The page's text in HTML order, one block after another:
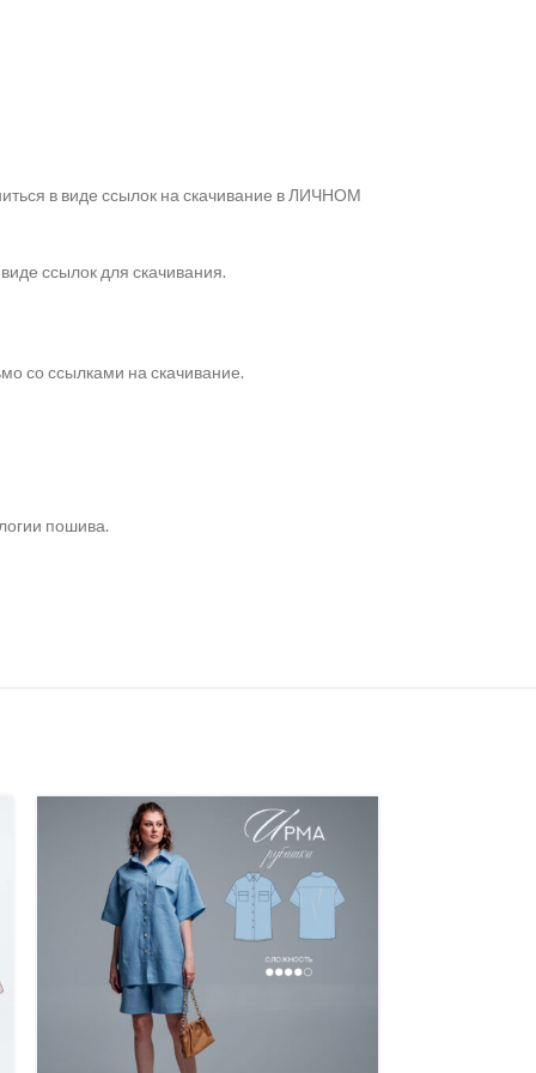
в виде ссылок на скачивание в ЛИЧНОМ
ссылок для скачивания.
со ссылками на скачивание.
пошива.